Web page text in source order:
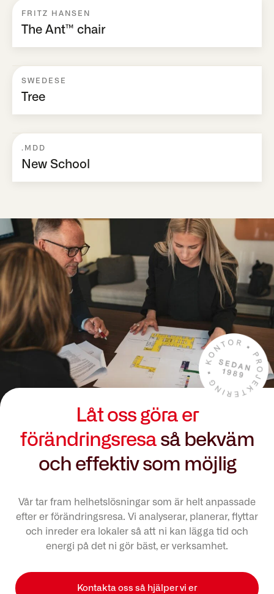
FRITZ HANSEN
The Ant™ chair
SWEDESE
Tree
.MDD
New School
Låt oss göra er
förändringsresa så bekväm
och effektiv som möjlig
Vår tar fram helhetslösningar som är helt anpassade
efter er förändringsresa. Vi analyserar, planerar, flyttar
och inreder era lokaler så att ni kan lägga tid och
energi på det ni gör bäst, er verksamhet.
Kontakta oss så hjälper vi er